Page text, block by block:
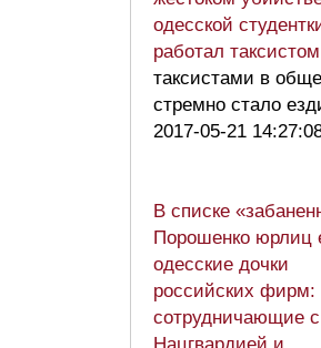
одесской
работал таксистом
таксистами в обще
стремно стало
2017-05-21
В списке
Порошенко юрлиц
одесские дочки
российских фирм:
сотрудничающие с
Нацгвардией и